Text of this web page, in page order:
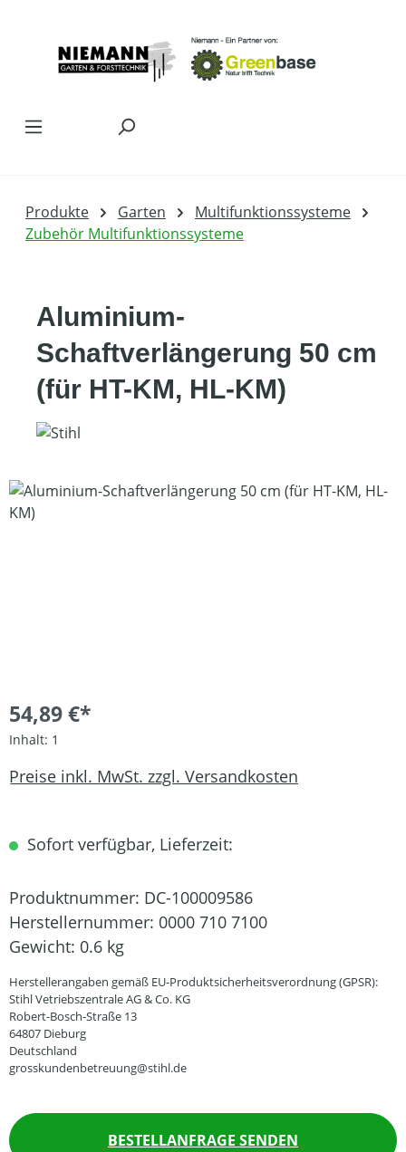
Produkte Garten
Multifunktionssysteme
Zubehör Multifunktionssysteme
Aluminium-
Schaftverlängerung 50 cm
(für HT-KM, HL-KM)
Bildergalerie überspringen
54,89 €*
Inhalt: 1
Preise inkl. MwSt. zzgl. Versandkosten
Sofort verfügbar, Lieferzeit:
Produktnummer: DC-100009586
Herstellernummer: 0000 710 7100
Gewicht: 0.6 kg
Herstellerangaben gemäß EU-Produktsicherheitsverordnung (GPSR):
Stihl Vetriebszentrale AG & Co. KG
Robert-Bosch-Straße 13
64807 Dieburg
Deutschland
grosskundenbetreuung@stihl.de
BESTELLANFRAGE SENDEN